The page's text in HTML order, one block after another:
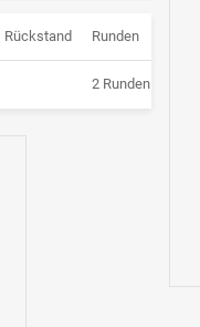
Rückstand Runden
2 Runden